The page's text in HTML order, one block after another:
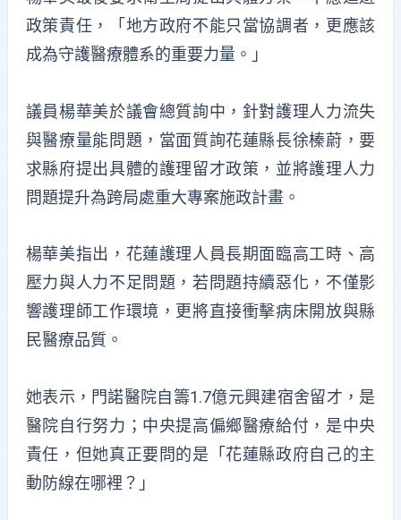
政策責任，「地方政府不能只當協調者，更應該
成為守護醫療體系的重要力量。」
議員楊華美於議會總質詢中，針對護理人力流失
與醫療量能問題，當面質詢花蓮縣長徐榛蔚，要
求縣府提出具體的護理留才政策，並將護理人力
問題提升為跨局處重大專案施政計畫。
楊華美指出，花蓮護理人員長期面臨高工時、高
壓力與人力不足問題，若問題持續惡化，不僅影
響護理師工作環境，更將直接衝擊病床開放與縣
民醫療品質。
她表示，門諾醫院自籌1.7億元興建宿舍留才，是
醫院自行努力；中央提高偏鄉醫療給付，是中央
責任，但她真正要問的是「花蓮縣政府自己的主
動防線在哪裡？」